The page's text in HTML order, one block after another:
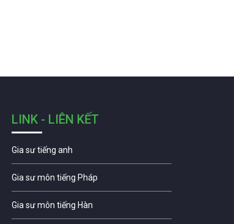
LINK - LIÊN KẾT
Gia sư tiếng anh
Gia sư môn tiếng Pháp
Gia sư môn tiếng Hàn